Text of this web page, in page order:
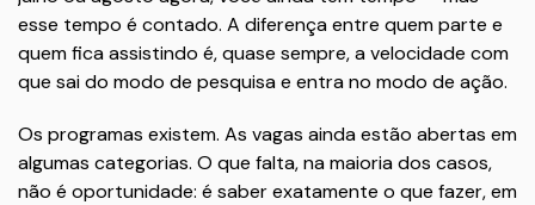
esse tempo é contado. A diferença entre quem parte e
quem fica assistindo é, quase sempre, a velocidade com
que sai do modo de pesquisa e entra no modo de ação.
Os programas existem. As vagas ainda estão abertas em
algumas categorias. O que falta, na maioria dos casos,
não é oportunidade: é saber exatamente o que fazer, em